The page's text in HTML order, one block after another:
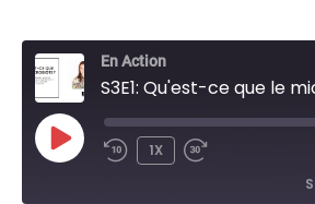
En Action
S3E1: Qu'est-ce que le
PLAY
1X